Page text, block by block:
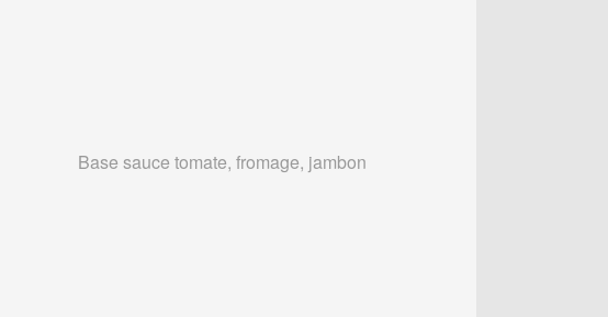
Base sauce tomate, fromage, jambon